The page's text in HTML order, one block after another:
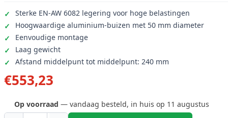
Sterke EN-AW 6082 legering voor hoge belastingen
Hoogwaardige aluminium-buizen met 50 mm diameter
Eenvoudige montage
Laag gewicht
Afstand middelpunt tot middelpunt: 240 mm
€553,23
Op voorraad — vandaag besteld, in huis op 11 augustus